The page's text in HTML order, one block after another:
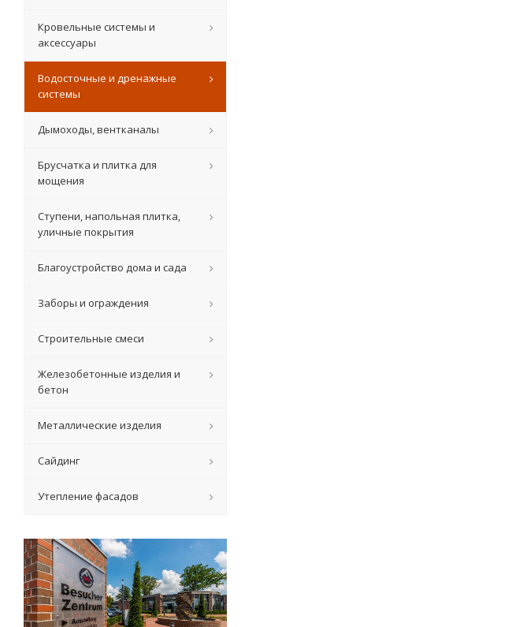
Кровельные системы и
аксессуары
Водосточные и дренажные
системы
Дымоходы, вентканалы
Брусчатка и плитка для
мощения
Ступени, напольная плитка,
уличные покрытия
Благоустройство дома и сада
Заборы и ограждения
Строительные смеси
Железобетонные изделия и
бетон
Металлические изделия
Сайдинг
Утепление фасадов